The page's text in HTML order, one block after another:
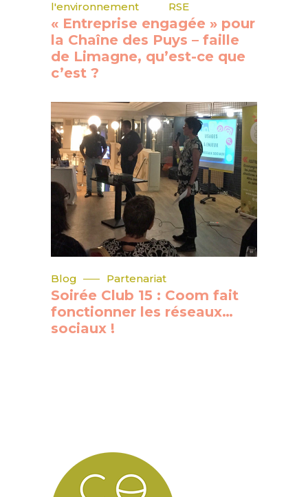
l'environnement RSE
« Entreprise engagée » pour
la Chaîne des Puys – faille
de Limagne, qu’est-ce que
c’est ?
Blog Partenariat
Soirée Club 15 : Coom fait
fonctionner les réseaux…
sociaux !